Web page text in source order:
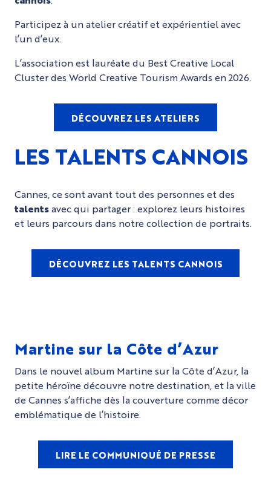
Participez à un atelier créatif et expérientiel avec
l’un d’eux.
L’association est lauréate du Best Creative Local
Cluster des World Creative Tourism Awards en 2026.
DÉCOUVREZ LES ATELIERS
LES TALENTS CANNOIS
Cannes, ce sont avant tout des personnes et des
talentsavec qui partager : explorez leurs histoires
et leurs parcours dans notre collection de portraits.
DÉCOUVREZ LES TALENTS CANNOIS
Martine sur la Côte d’Azur
Dans le nouvel album Martine sur la Côte d’Azur, la
petite héroïne découvre notre destination, et la ville
de Cannes s’affiche dès la couverture comme décor
emblématique de l’histoire.
LIRE LE COMMUNIQUÉ DE PRESSE